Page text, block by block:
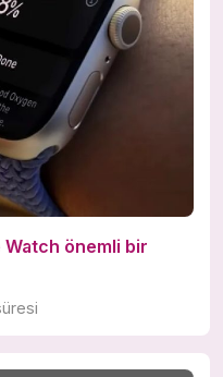
Watch önemli bir